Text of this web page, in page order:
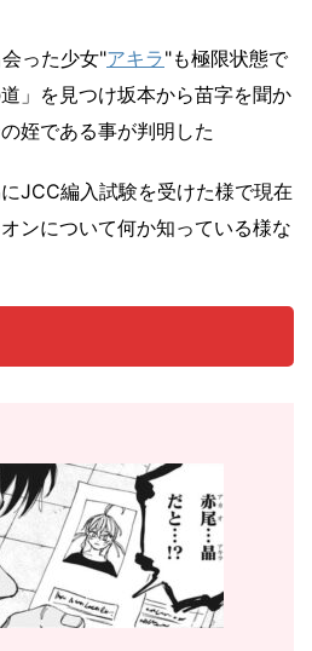
った少女"アキラ"も極限状態で
」を見つけ坂本から苗字を聞か
姪である事が判明した
JCC編入試験を受けた様で現在
ンについて何か知っている様な